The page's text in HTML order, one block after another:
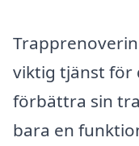
viktig tjänst för
förbättra sin
bara en